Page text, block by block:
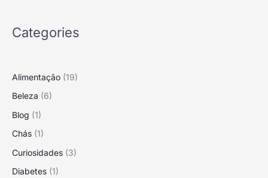
Categories
Alimentação (19)
Beleza (6)
Blog (1)
Chás (1)
Curiosidades (3)
Diabetes (1)